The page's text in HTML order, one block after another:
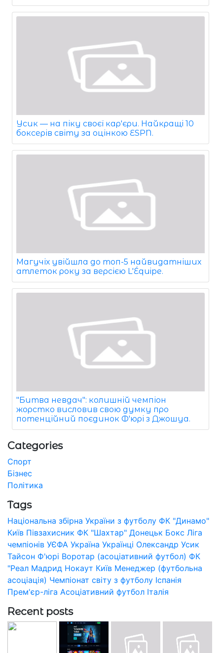
Усик — на піку своєї кар'єри. Найкращі 10
боксерів світу за оцінкою ESPN.
Магучіх увійшла до топ-5 найвидатніших
атлеток року за версією L'Équipe.
"Битва невдач": колишній чемпіон
жорстко висловив свою думку про
потенційний поєдинок Ф'юрі з Джошуа.
Categories
Спорт
Бізнес
Політика
Tags
Національна збірна України з футболу ФК "Динамо"
Київ Півзахисник ФК "Шахтар" Донецьк Бокс Ліга
чемпіонів УЄФА Україна Українці Олександр Усик
Тайсон Ф'юрі Воротар (асоціативний футбол) ФК
"Реал Мадрид Нокаут Київ Менеджер (футбольна
асоціація) Чемпіонат світу з футболу Іспанія
Прем'єр-ліга Асоціативний футбол Італія
Recent posts